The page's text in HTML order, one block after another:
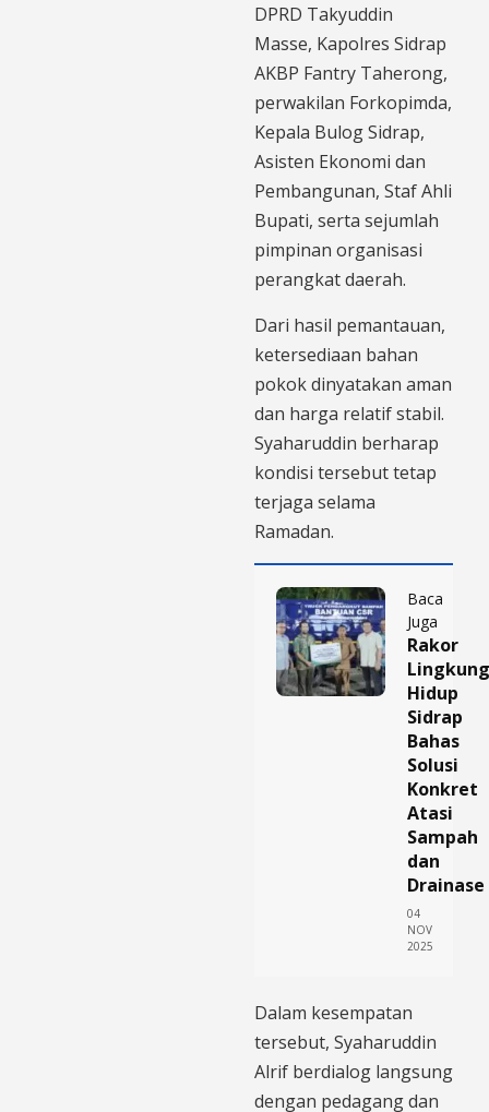
DPRD Takyuddin
Masse, Kapolres Sidrap
AKBP Fantry Taherong,
perwakilan Forkopimda,
Kepala Bulog Sidrap,
Asisten Ekonomi dan
Pembangunan, Staf Ahli
Bupati, serta sejumlah
pimpinan organisasi
perangkat daerah.
Dari hasil pemantauan,
ketersediaan bahan
pokok dinyatakan aman
dan harga relatif stabil.
Syaharuddin berharap
kondisi tersebut tetap
terjaga selama
Ramadan.
Baca
Juga
Rakor
Hidup
Sidrap
Bahas
Solusi
Konkret
Atasi
Sampah
dan
Drainase
04
NOV
2025
Dalam kesempatan
tersebut, Syaharuddin
Alrif berdialog langsung
dengan pedagang dan